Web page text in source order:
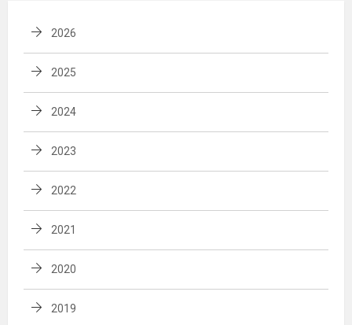
2026
2025
2024
2023
2022
2021
2020
2019